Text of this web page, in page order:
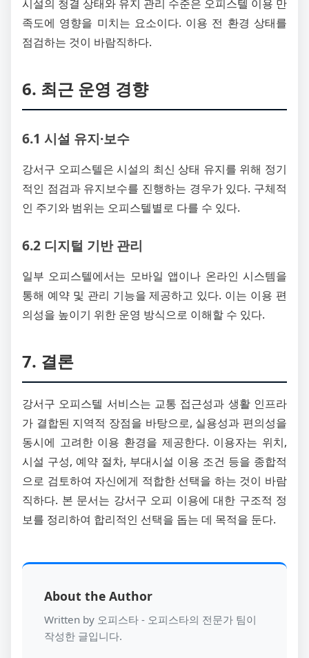
시설의 청결 상태와 유지 관리 수준은 오피스텔 이용 만
족도에 영향을 미치는 요소이다. 이용 전 환경 상태를
점검하는 것이 바람직하다.
6. 최근 운영 경향
6.1 시설 유지·보수
강서구 오피스텔은 시설의 최신 상태 유지를 위해 정기
적인 점검과 유지보수를 진행하는 경우가 있다. 구체적
인 주기와 범위는 오피스텔별로 다를 수 있다.
6.2 디지털 기반 관리
일부 오피스텔에서는 모바일 앱이나 온라인 시스템을
통해 예약 및 관리 기능을 제공하고 있다. 이는 이용 편
의성을 높이기 위한 운영 방식으로 이해할 수 있다.
7. 결론
강서구 오피스텔 서비스는 교통 접근성과 생활 인프라
가 결합된 지역적 장점을 바탕으로, 실용성과 편의성을
동시에 고려한 이용 환경을 제공한다. 이용자는 위치,
시설 구성, 예약 절차, 부대시설 이용 조건 등을 종합적
으로 검토하여 자신에게 적합한 선택을 하는 것이 바람
직하다. 본 문서는 강서구 오피 이용에 대한 구조적 정
보를 정리하여 합리적인 선택을 돕는 데 목적을 둔다.
About the Author
Written by 오피스타 - 오피스타의 전문가 팀이
작성한 글입니다.